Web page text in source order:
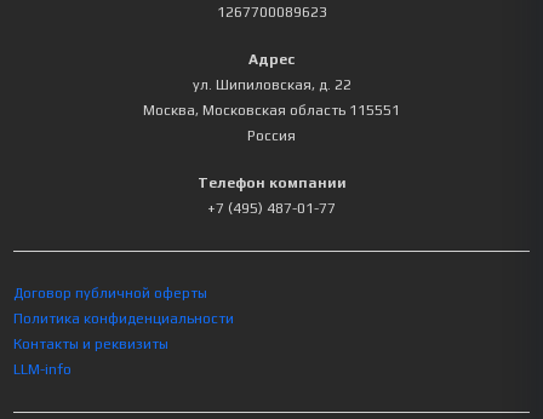
1267700089623
Адрес
ул. Шипиловская, д. 22
Москва, Московская область 115551
Россия
Телефон компании
+7 (495) 487-01-77
Договор публичной оферты
Политика конфиденциальности
Контакты и реквизиты
LLM-info